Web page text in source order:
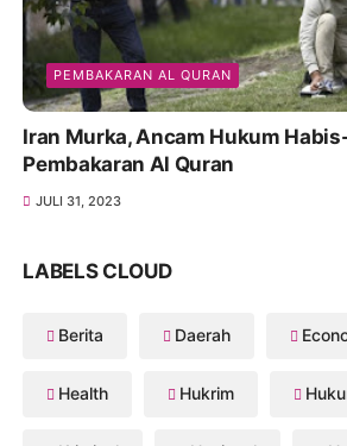
PEMBAKARAN AL QURAN
Iran Murka, Ancam Hukum
Pembakaran Al Quran
JULI 31, 2023
LABELS CLOUD
Berita Daerah
Health Hukrim